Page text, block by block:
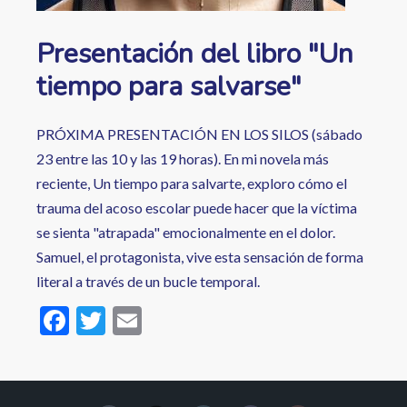
Presentación del libro "Un
tiempo para salvarse"
PRÓXIMA PRESENTACIÓN EN LOS SILOS (sábado
23 entre las 10 y las 19 horas). En mi novela más
reciente, Un tiempo para salvarte, exploro cómo el
trauma del acoso escolar puede hacer que la víctima
se sienta "atrapada" emocionalmente en el dolor.
Samuel, el protagonista, vive esta sensación de forma
literal a través de un bucle temporal.
F
ac
e
T
w
itt ai